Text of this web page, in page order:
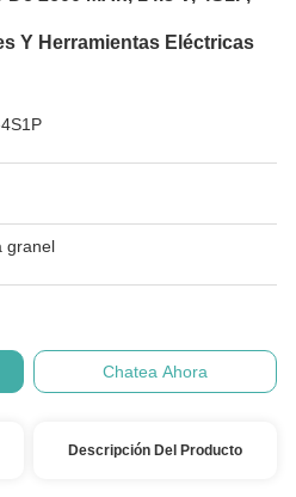
Y Herramientas Eléctricas
granel
Chatea Ahora
Descripción Del Producto